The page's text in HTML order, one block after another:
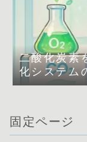
二酸化炭素
化システム
固定ページ